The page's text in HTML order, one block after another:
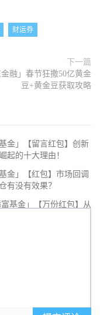
财运券
下一篇
金融」春节狂撒50亿黄金
豆+黄金豆获取攻略
基金」【留言红包】创新
起的十大理由！
基金」【红包】市场回调
有没有效果？
富基金」【万份红包】从